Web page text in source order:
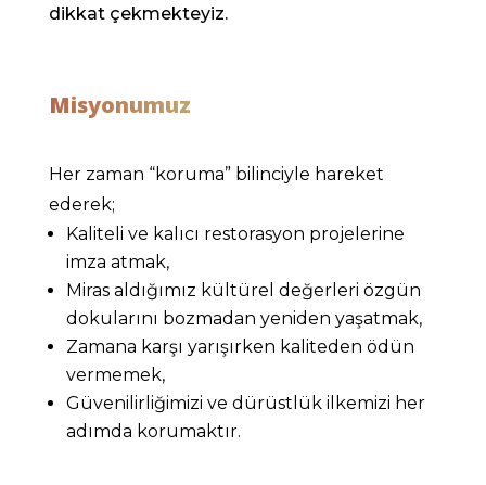
dikkat çekmekteyiz.
Misyonumuz
Her zaman “koruma” bilinciyle hareket
ederek;
Kaliteli ve kalıcı restorasyon projelerine
imza atmak,
Miras aldığımız kültürel değerleri özgün
dokularını bozmadan yeniden yaşatmak,
Zamana karşı yarışırken kaliteden ödün
vermemek,
Güvenilirliğimizi ve dürüstlük ilkemizi her
adımda korumaktır.